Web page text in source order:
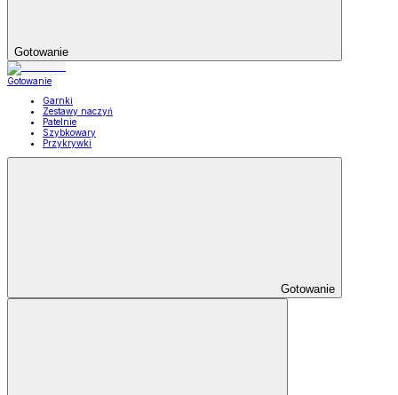
Gotowanie
Gotowanie
Garnki
Zestawy naczyń
Patelnie
Szybkowary
Przykrywki
Gotowanie